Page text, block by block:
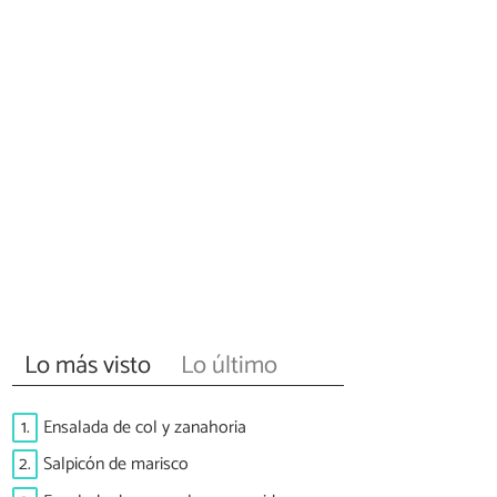
Lo más visto Lo último
1. Ensalada de col y zanahoria
2. Salpicón de marisco